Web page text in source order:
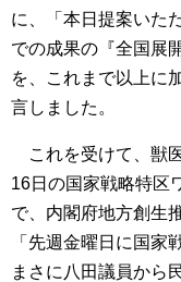
に、「本日提案いた
での成果の『全国展
を、これまで以上に
言しました。
これを受けて、獣
16日の国家戦略特区
で、内閣府地方創生
「先週金曜日に国家
まさに八田議員から